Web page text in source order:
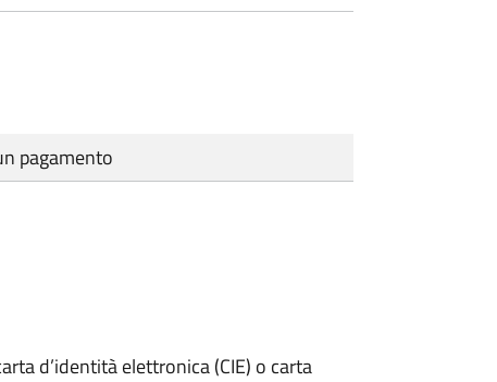
pagamento
d’identità elettronica (CIE) o carta